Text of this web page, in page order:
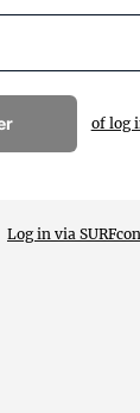
of log
Log in via